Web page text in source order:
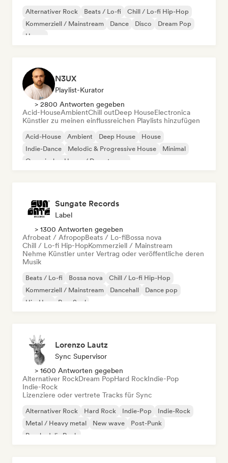
Alternativer Rock Beats / Lo-fi
Chill / Lo-fi Hip-Hop
Kommerziell / Mainstream
Dance Disco
Dream Pop
House
N3UX
Playlist-Kurator
> 2800 Antworten gegeben
Acid-HouseAmbientChill outDeep HouseElectronica
Künstler zu meinen einflussreichen Playlists hinzufügen
Acid-House Ambient Deep House
House
Indie-Dance
Melodic & Progressive House
Minimal
Organischer House / Downtempo
Sungate Records
Label
> 1300 Antworten gegeben
Afrobeat / AfropopBeats / Lo-fiBossa nova
Chill / Lo-fi Hip-HopKommerziell / Mainstream
Nehme Künstler unter Vertrag oder veröffentliche deren
Musik
Beats / Lo-fi Bossa nova
Chill / Lo-fi Hip-Hop
Kommerziell / Mainstream
Dancehall
Dance pop
Hip-Hop
Pop-Soul
Lorenzo Lautz
Sync Supervisor
> 1600 Antworten gegeben
Alternativer RockDream PopHard RockIndie-Pop
Indie-Rock
Lizenziere oder vertrete Tracks für Sync
Alternativer Rock Hard Rock Indie-Pop
Indie-Rock
Metal / Heavy metal
New wave
Post-Punk
Psychedelic Rock